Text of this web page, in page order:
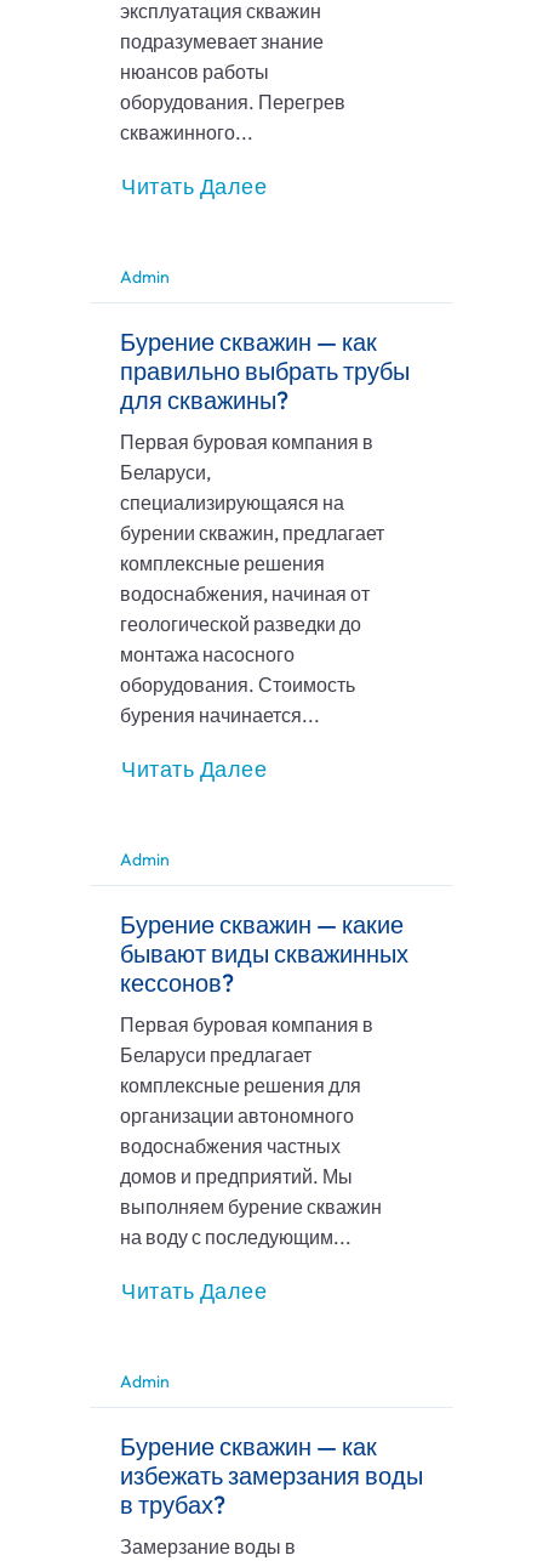
эксплуатация скважин
подразумевает знание
нюансов работы
оборудования. Перегрев
скважинного...
Читать Далее
Admin
Бурение скважин — как
правильно выбрать трубы
для скважины?
Первая буровая компания в
Беларуси,
специализирующаяся на
бурении скважин, предлагает
комплексные решения
водоснабжения, начиная от
геологической разведки до
монтажа насосного
оборудования. Стоимость
бурения начинается...
Читать Далее
Admin
Бурение скважин — какие
бывают виды скважинных
кессонов?
Первая буровая компания в
Беларуси предлагает
комплексные решения для
организации автономного
водоснабжения частных
домов и предприятий. Мы
выполняем бурение скважин
на воду с последующим...
Читать Далее
Admin
Бурение скважин — как
избежать замерзания воды
в трубах?
Замерзание воды в